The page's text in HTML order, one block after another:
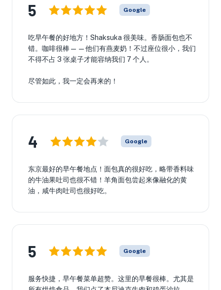
5 Google
吃早午餐的好地方！Shaksuka 很美味。香肠面包也不
错。咖啡很棒——他们有燕麦奶！不过座位很小，我们
不得不占 3 张桌子才能容纳我们 7 个人。
尽管如此，我一定会再来的！
4 Google
东京最好的早午餐地点！面包真的很好吃，略带香料味
的牛油果吐司也很不错！羊角面包尝起来像融化的黄
油，咸牛肉吐司也很好吃。
5 Google
服务快捷，早午餐菜单超赞。这里的早餐很棒。尤其是